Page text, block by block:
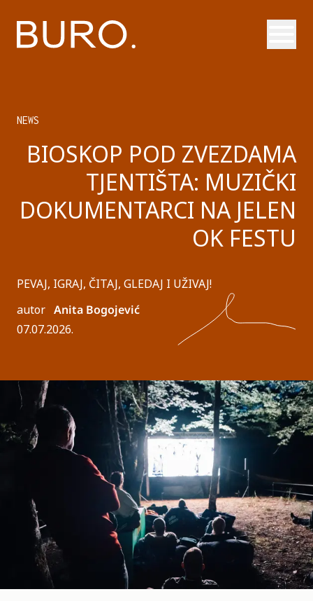
NEWS
BIOSKOP POD ZVEZDAMA
TJENTIŠTA: MUZIČKI
DOKUMENTARCI NA JELEN
OK FESTU
PEVAJ, IGRAJ, ČITAJ, GLEDAJ I UŽIVAJ!
autor Anita Bogojević
07.07.2026.